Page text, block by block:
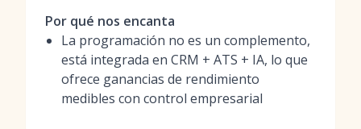
Por qué nos encanta
La programación no es un complemento,
está integrada en CRM + ATS + IA, lo que
ofrece ganancias de rendimiento
medibles con control empresarial